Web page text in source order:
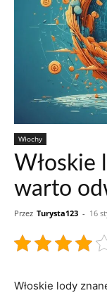
Włochy
Włoskie
warto
Przez Turysta123 - 16
Włoskie‌ lody